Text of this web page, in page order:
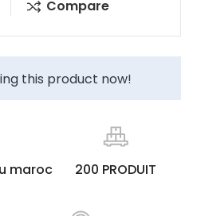
Compare
this product now!
maroc 200 PRODUIT